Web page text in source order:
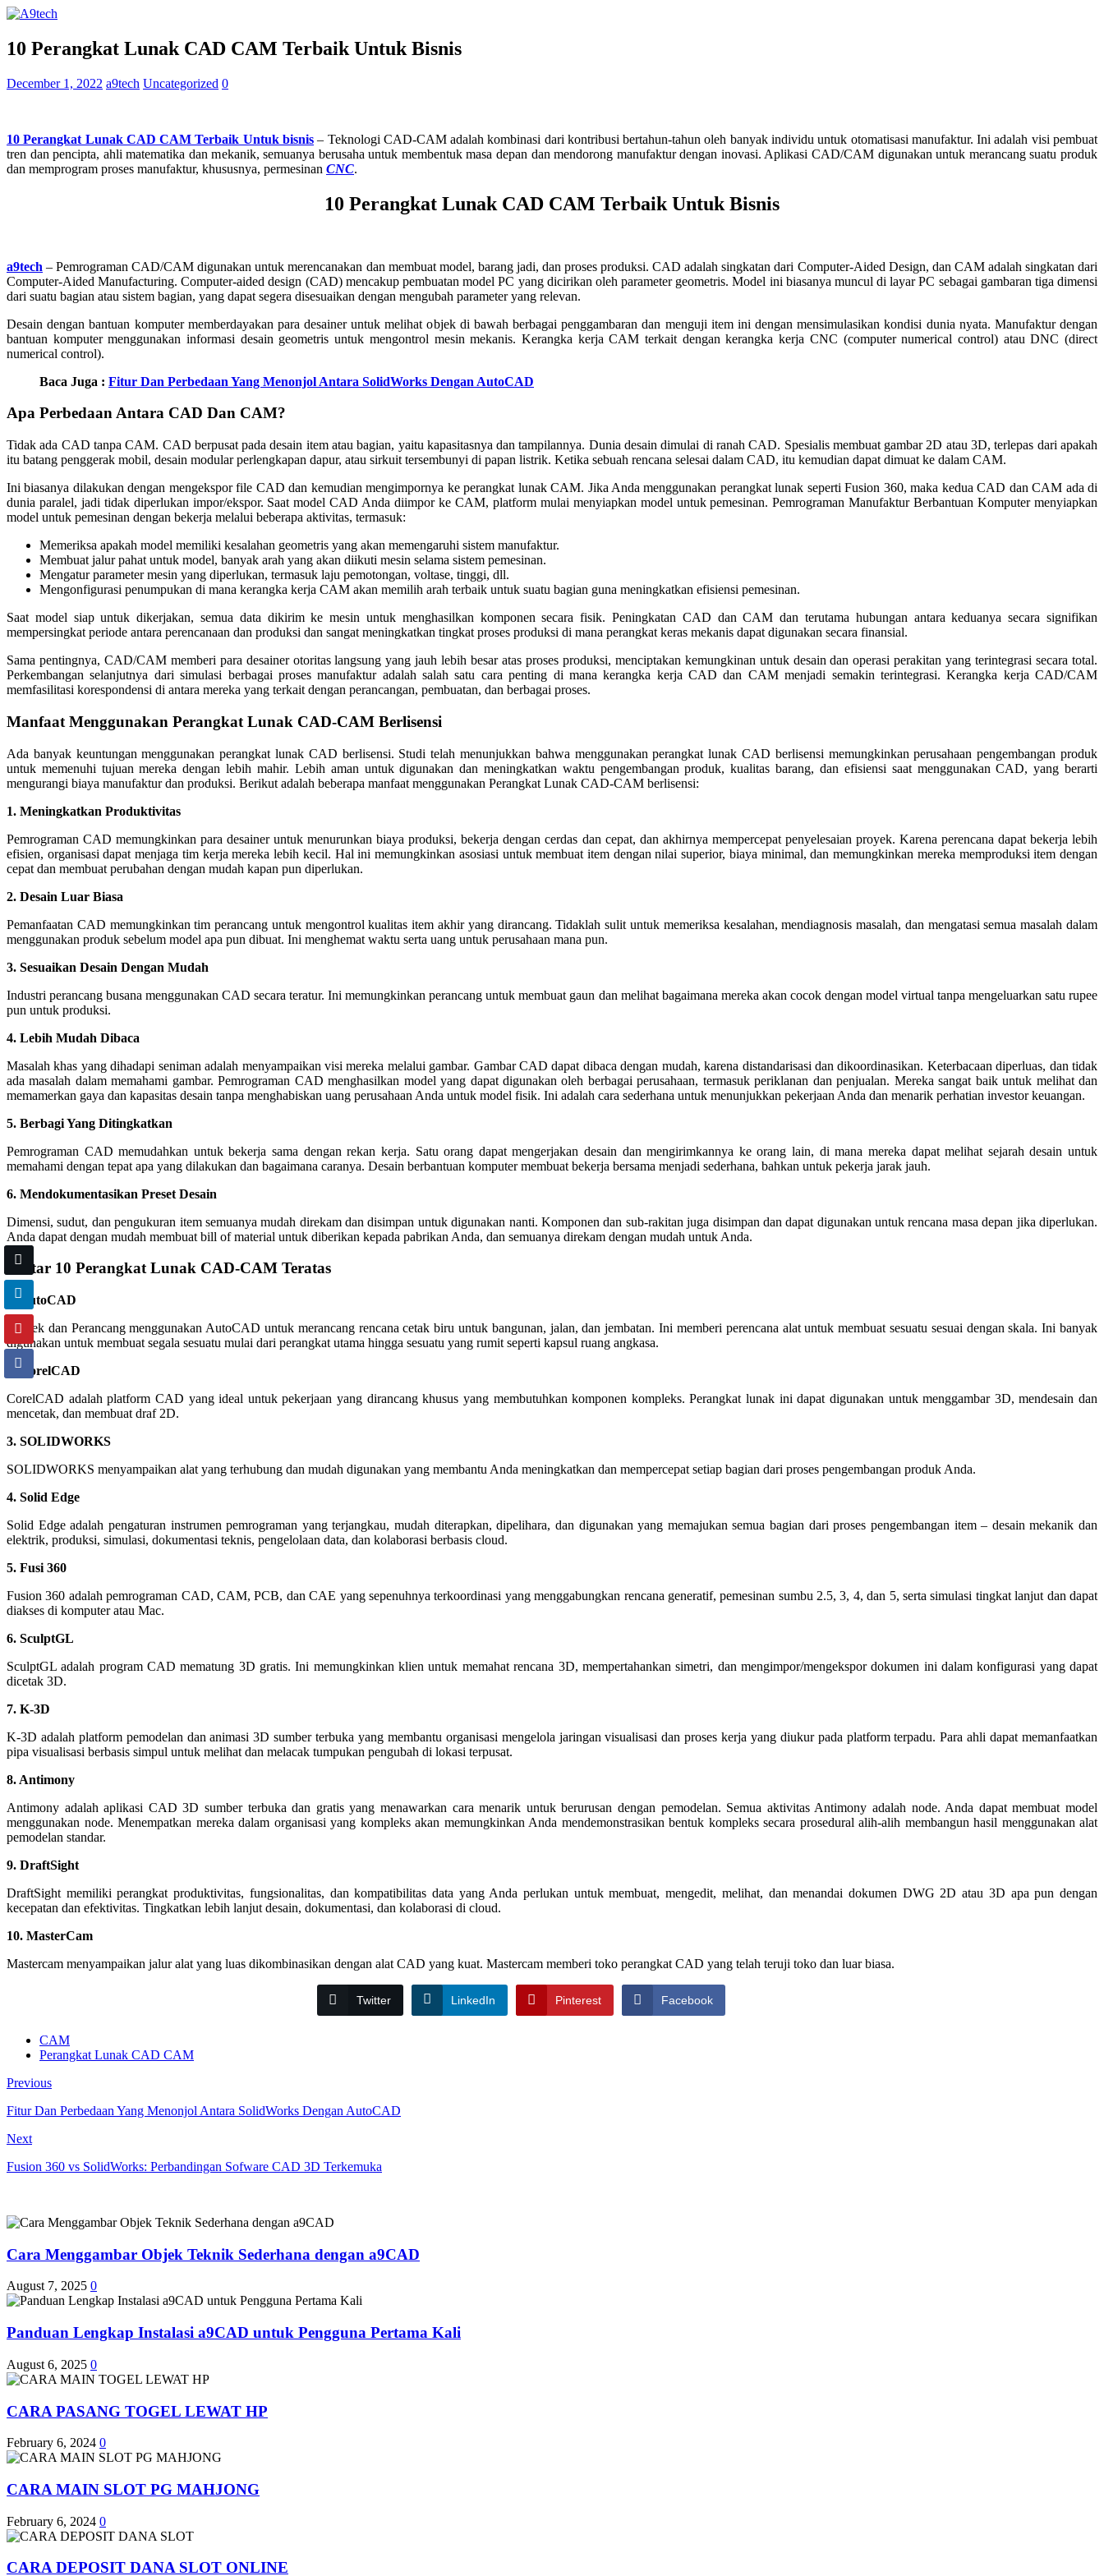
10 Perangkat Lunak CAD CAM Terbaik Untuk Bisnis
December 1, 2022 a9tech Uncategorized 0
10 Perangkat Lunak CAD CAM Terbaik Untuk bisnis– Teknologi CAD-CAM adalah kombinasi dari kontribusi bertahun-tahun oleh banyak individu untuk otomatisasi manufaktur. Ini adalah visi pembuat
tren dan pencipta, ahli matematika dan mekanik, semuanya berusaha untuk membentuk masa depan dan mendorong manufaktur dengan inovasi. Aplikasi CAD/CAM digunakan untuk merancang suatu produk
dan memprogram proses manufaktur, khususnya, permesinan CNC.
10 Perangkat Lunak CAD CAM Terbaik Untuk Bisnis
a9tech – Pemrograman CAD/CAM digunakan untuk merencanakan dan membuat model, barang jadi, dan proses produksi. CAD adalah singkatan dari Computer-Aided Design, dan CAM adalah singkatan dari
Computer-Aided Manufacturing. Computer-aided design (CAD) mencakup pembuatan model PC yang dicirikan oleh parameter geometris. Model ini biasanya muncul di layar PC sebagai gambaran tiga dimensi
dari suatu bagian atau sistem bagian, yang dapat segera disesuaikan dengan mengubah parameter yang relevan.
Desain dengan bantuan komputer memberdayakan para desainer untuk melihat objek di bawah berbagai penggambaran dan menguji item ini dengan mensimulasikan kondisi dunia nyata. Manufaktur dengan
bantuan komputer menggunakan informasi desain geometris untuk mengontrol mesin mekanis. Kerangka kerja CAM terkait dengan kerangka kerja CNC (computer numerical control) atau DNC (direct
numerical control).
Baca Juga : Fitur Dan Perbedaan Yang Menonjol Antara SolidWorks Dengan AutoCAD
Apa Perbedaan Antara CAD Dan CAM?
Tidak ada CAD tanpa CAM. CAD berpusat pada desain item atau bagian, yaitu kapasitasnya dan tampilannya. Dunia desain dimulai di ranah CAD. Spesialis membuat gambar 2D atau 3D, terlepas dari apakah
itu batang penggerak mobil, desain modular perlengkapan dapur, atau sirkuit tersembunyi di papan listrik. Ketika sebuah rencana selesai dalam CAD, itu kemudian dapat dimuat ke dalam CAM.
Ini biasanya dilakukan dengan mengekspor file CAD dan kemudian mengimpornya ke perangkat lunak CAM. Jika Anda menggunakan perangkat lunak seperti Fusion 360, maka kedua CAD dan CAM ada di
dunia paralel, jadi tidak diperlukan impor/ekspor. Saat model CAD Anda diimpor ke CAM, platform mulai menyiapkan model untuk pemesinan. Pemrograman Manufaktur Berbantuan Komputer menyiapkan
model untuk pemesinan dengan bekerja melalui beberapa aktivitas, termasuk:
Memeriksa apakah model memiliki kesalahan geometris yang akan memengaruhi sistem manufaktur.
Membuat jalur pahat untuk model, banyak arah yang akan diikuti mesin selama sistem pemesinan.
Mengatur parameter mesin yang diperlukan, termasuk laju pemotongan, voltase, tinggi, dll.
Mengonfigurasi penumpukan di mana kerangka kerja CAM akan memilih arah terbaik untuk suatu bagian guna meningkatkan efisiensi pemesinan.
Saat model siap untuk dikerjakan, semua data dikirim ke mesin untuk menghasilkan komponen secara fisik. Peningkatan CAD dan CAM dan terutama hubungan antara keduanya secara signifikan
mempersingkat periode antara perencanaan dan produksi dan sangat meningkatkan tingkat proses produksi di mana perangkat keras mekanis dapat digunakan secara finansial.
Sama pentingnya, CAD/CAM memberi para desainer otoritas langsung yang jauh lebih besar atas proses produksi, menciptakan kemungkinan untuk desain dan operasi perakitan yang terintegrasi secara total.
Perkembangan selanjutnya dari simulasi berbagai proses manufaktur adalah salah satu cara penting di mana kerangka kerja CAD dan CAM menjadi semakin terintegrasi. Kerangka kerja CAD/CAM
memfasilitasi korespondensi di antara mereka yang terkait dengan perancangan, pembuatan, dan berbagai proses.
Manfaat Menggunakan Perangkat Lunak CAD-CAM Berlisensi
Ada banyak keuntungan menggunakan perangkat lunak CAD berlisensi. Studi telah menunjukkan bahwa menggunakan perangkat lunak CAD berlisensi memungkinkan perusahaan pengembangan produk
untuk memenuhi tujuan mereka dengan lebih mahir. Lebih aman untuk digunakan dan meningkatkan waktu pengembangan produk, kualitas barang, dan efisiensi saat menggunakan CAD, yang berarti
mengurangi biaya manufaktur dan produksi. Berikut adalah beberapa manfaat menggunakan Perangkat Lunak CAD-CAM berlisensi:
1. Meningkatkan Produktivitas
Pemrograman CAD memungkinkan para desainer untuk menurunkan biaya produksi, bekerja dengan cerdas dan cepat, dan akhirnya mempercepat penyelesaian proyek. Karena perencana dapat bekerja lebih
efisien, organisasi dapat menjaga tim kerja mereka lebih kecil. Hal ini memungkinkan asosiasi untuk membuat item dengan nilai superior, biaya minimal, dan memungkinkan mereka memproduksi item dengan
cepat dan membuat perubahan dengan mudah kapan pun diperlukan.
2. Desain Luar Biasa
Pemanfaatan CAD memungkinkan tim perancang untuk mengontrol kualitas item akhir yang dirancang. Tidaklah sulit untuk memeriksa kesalahan, mendiagnosis masalah, dan mengatasi semua masalah dalam
menggunakan produk sebelum model apa pun dibuat. Ini menghemat waktu serta uang untuk perusahaan mana pun.
3. Sesuaikan Desain Dengan Mudah
Industri perancang busana menggunakan CAD secara teratur. Ini memungkinkan perancang untuk membuat gaun dan melihat bagaimana mereka akan cocok dengan model virtual tanpa mengeluarkan satu rupee
pun untuk produksi.
4. Lebih Mudah Dibaca
Masalah khas yang dihadapi seniman adalah menyampaikan visi mereka melalui gambar. Gambar CAD dapat dibaca dengan mudah, karena distandarisasi dan dikoordinasikan. Keterbacaan diperluas, dan tidak
ada masalah dalam memahami gambar. Pemrograman CAD menghasilkan model yang dapat digunakan oleh berbagai perusahaan, termasuk periklanan dan penjualan. Mereka sangat baik untuk melihat dan
memamerkan gaya dan kapasitas desain tanpa menghabiskan uang perusahaan Anda untuk model fisik. Ini adalah cara sederhana untuk menunjukkan pekerjaan Anda dan menarik perhatian investor keuangan.
5. Berbagi Yang Ditingkatkan
Pemrograman CAD memudahkan untuk bekerja sama dengan rekan kerja. Satu orang dapat mengerjakan desain dan mengirimkannya ke orang lain, di mana mereka dapat melihat sejarah desain untuk
memahami dengan tepat apa yang dilakukan dan bagaimana caranya. Desain berbantuan komputer membuat bekerja bersama menjadi sederhana, bahkan untuk pekerja jarak jauh.
6. Mendokumentasikan Preset Desain
Dimensi, sudut, dan pengukuran item semuanya mudah direkam dan disimpan untuk digunakan nanti. Komponen dan sub-rakitan juga disimpan dan dapat digunakan untuk rencana masa depan jika diperlukan.
Anda dapat dengan mudah membuat bill of material untuk diberikan kepada pabrikan Anda, dan semuanya direkam dengan mudah untuk Anda.
Daftar 10 Perangkat Lunak CAD-CAM Teratas
1. AutoCAD
Arsitek dan Perancang menggunakan AutoCAD untuk merancang rencana cetak biru untuk bangunan, jalan, dan jembatan. Ini memberi perencana alat untuk membuat sesuatu sesuai dengan skala. Ini banyak
digunakan untuk membuat segala sesuatu mulai dari perangkat utama hingga sesuatu yang rumit seperti kapsul ruang angkasa.
2. CorelCAD
CorelCAD adalah platform CAD yang ideal untuk pekerjaan yang dirancang khusus yang membutuhkan komponen kompleks. Perangkat lunak ini dapat digunakan untuk menggambar 3D, mendesain dan
mencetak, dan membuat draf 2D.
3. SOLIDWORKS
SOLIDWORKS menyampaikan alat yang terhubung dan mudah digunakan yang membantu Anda meningkatkan dan mempercepat setiap bagian dari proses pengembangan produk Anda.
4. Solid Edge
Solid Edge adalah pengaturan instrumen pemrograman yang terjangkau, mudah diterapkan, dipelihara, dan digunakan yang memajukan semua bagian dari proses pengembangan item – desain mekanik dan
elektrik, produksi, simulasi, dokumentasi teknis, pengelolaan data, dan kolaborasi berbasis cloud.
5. Fusi 360
Fusion 360 adalah pemrograman CAD, CAM, PCB, dan CAE yang sepenuhnya terkoordinasi yang menggabungkan rencana generatif, pemesinan sumbu 2.5, 3, 4, dan 5, serta simulasi tingkat lanjut dan dapat
diakses di komputer atau Mac.
6. SculptGL
SculptGL adalah program CAD mematung 3D gratis. Ini memungkinkan klien untuk memahat rencana 3D, mempertahankan simetri, dan mengimpor/mengekspor dokumen ini dalam konfigurasi yang dapat
dicetak 3D.
7. K-3D
K-3D adalah platform pemodelan dan animasi 3D sumber terbuka yang membantu organisasi mengelola jaringan visualisasi dan proses kerja yang diukur pada platform terpadu. Para ahli dapat memanfaatkan
pipa visualisasi berbasis simpul untuk melihat dan melacak tumpukan pengubah di lokasi terpusat.
8. Antimony
Antimony adalah aplikasi CAD 3D sumber terbuka dan gratis yang menawarkan cara menarik untuk berurusan dengan pemodelan. Semua aktivitas Antimony adalah node. Anda dapat membuat model
menggunakan node. Menempatkan mereka dalam organisasi yang kompleks akan memungkinkan Anda mendemonstrasikan bentuk kompleks secara prosedural alih-alih membangun hasil menggunakan alat
pemodelan standar.
9. DraftSight
DraftSight memiliki perangkat produktivitas, fungsionalitas, dan kompatibilitas data yang Anda perlukan untuk membuat, mengedit, melihat, dan menandai dokumen DWG 2D atau 3D apa pun dengan
kecepatan dan efektivitas. Tingkatkan lebih lanjut desain, dokumentasi, dan kolaborasi di cloud.
10. MasterCam
Mastercam menyampaikan jalur alat yang luas dikombinasikan dengan alat CAD yang kuat. Mastercam memberi toko perangkat CAD yang telah teruji toko dan luar biasa.
Twitter LinkedIn Pinterest Facebook
CAM
Perangkat Lunak CAD CAM
Previous
Fitur Dan Perbedaan Yang Menonjol Antara SolidWorks Dengan AutoCAD
Next
Fusion 360 vs SolidWorks: Perbandingan Sofware CAD 3D Terkemuka
Cara Menggambar Objek Teknik Sederhana dengan a9CAD
August 7, 2025 0
Panduan Lengkap Instalasi a9CAD untuk Pengguna Pertama Kali
August 6, 2025 0
CARA PASANG TOGEL LEWAT HP
February 6, 2024 0
CARA MAIN SLOT PG MAHJONG
February 6, 2024 0
CARA DEPOSIT DANA SLOT ONLINE